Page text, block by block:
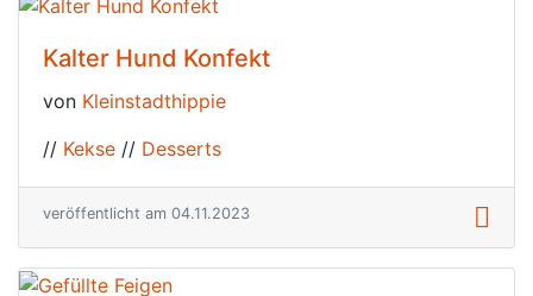
Kalter Hund Konfekt
von Kleinstadthippie
// Kekse // Desserts
veröffentlicht am 04.11.2023